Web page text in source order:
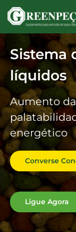
Pular
para
o
conteúdo
Sistema
líquidos
Aumento da
energético
Converse
Ligue Agora